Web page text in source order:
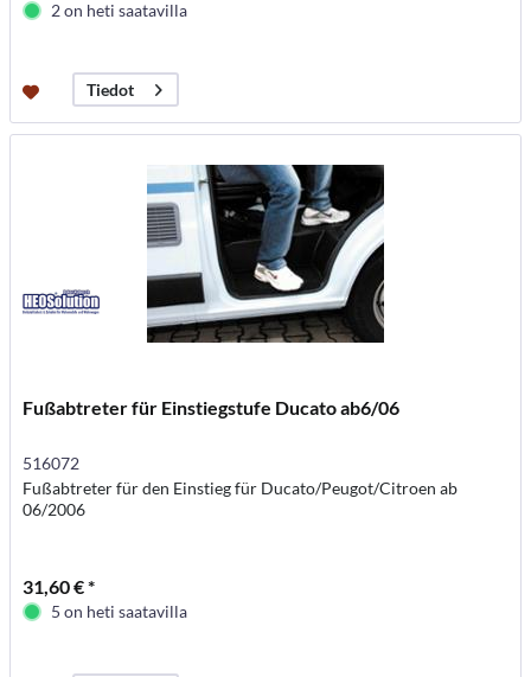
2 on heti saatavilla
Tiedot
Fußabtreter für Einstiegstufe Ducato ab6/06
516072
Fußabtreter für den Einstieg für Ducato/Peugot/Citroen ab
06/2006
31,60 € *
5 on heti saatavilla